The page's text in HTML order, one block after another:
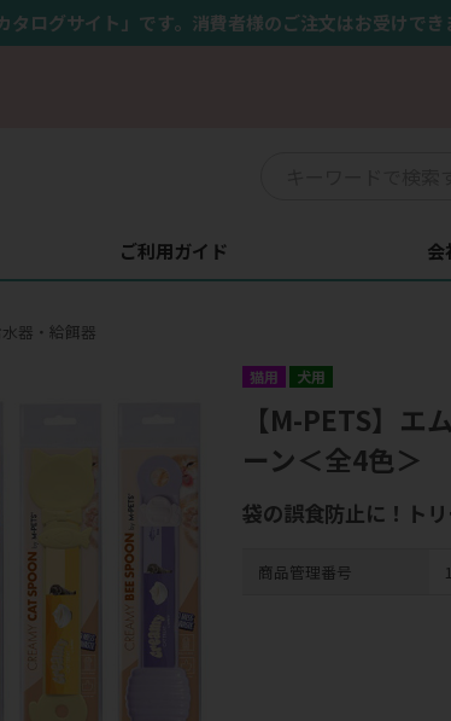
ログサイト」です。消費者様のご注文はお受けでき
ご利用ガイド 会
器・給餌器
猫用 犬用
【M-PETS】
ーン＜全4色＞
袋の誤食防止に！ト
商品管理番号